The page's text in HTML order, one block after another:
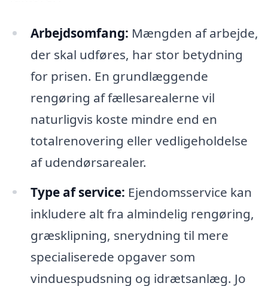
Arbejdsomfang: Mængden af arbejde,
der skal udføres, har stor betydning
for prisen. En grundlæggende
rengøring af fællesarealerne vil
naturligvis koste mindre end en
totalrenovering eller vedligeholdelse
af udendørsarealer.
Type af service: Ejendomsservice kan
inkludere alt fra almindelig rengøring,
græsklipning, snerydning til mere
specialiserede opgaver som
vinduespudsning og idrætsanlæg. Jo